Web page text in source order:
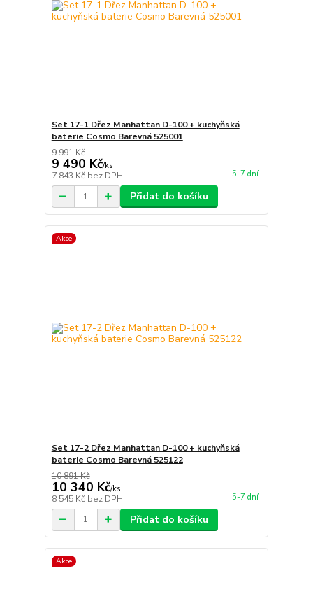
Set 17-1 Dřez Manhattan D-100 + kuchyňská
baterie Cosmo Barevná 525001
9 991 Kč
9 490 Kč/ks
7 843 Kč bez DPH 5-7 dní
Přidat do košíku
Akce
Set 17-2 Dřez Manhattan D-100 + kuchyňská
baterie Cosmo Barevná 525122
10 891 Kč
10 340 Kč/ks
8 545 Kč bez DPH 5-7 dní
Přidat do košíku
Akce